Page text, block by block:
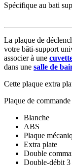
Spécifique au bati
La plaque de
votre bâti-support
associer à une
dans une salle de
Cette plaque extra
Plaque de commande
Blanche
ABS
Plaque
Extra plate
Double
Double-débit